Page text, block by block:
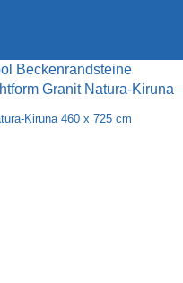
Beckenrandsteine
Granit Natura-Kiruna